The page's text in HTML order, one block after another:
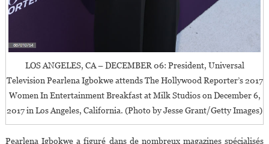
LOS ANGELES, CA – DECEMBER 06: President, Universal
Television Pearlena Igbokwe attends The Hollywood Reporter’s 2017
Women In Entertainment Breakfast at Milk Studios on December 6,
2017 in Los Angeles, California. (Photo by Jesse Grant/Getty Images)
Pearlena Igbokwe a figuré dans de nombreux magazines spécialisés